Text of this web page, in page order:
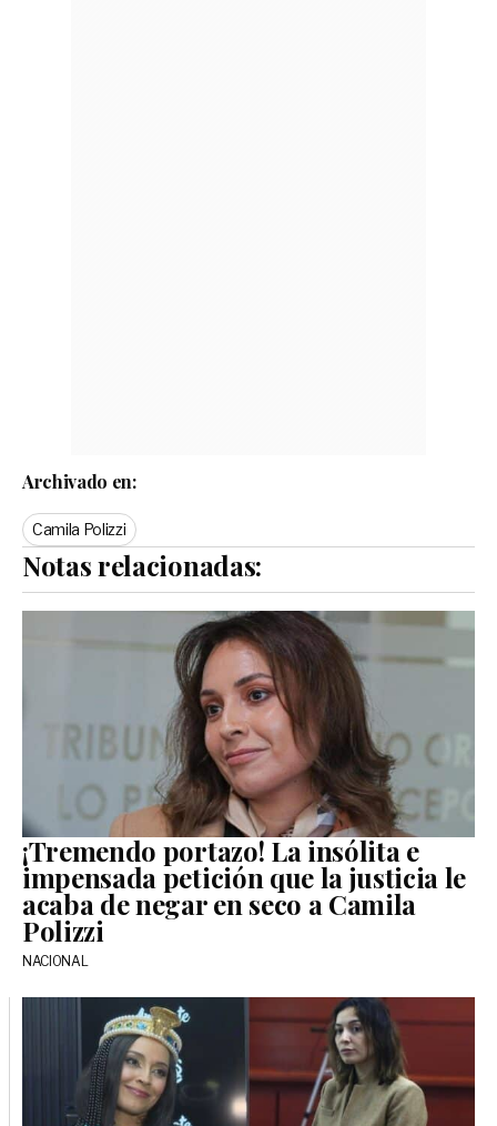
Archivado en:
Camila Polizzi
Notas relacionadas:
¡Tremendo portazo! La insólita e
impensada petición que la justicia le
acaba de negar en seco a Camila
Polizzi
NACIONAL